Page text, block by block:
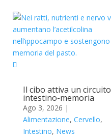
Il cibo attiva un circuito
intestino-memoria
Ago 3, 2026 |
Alimentazione, Cervello,
Intestino, News